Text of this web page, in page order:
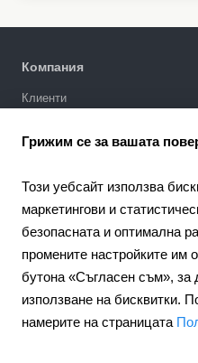
Компания
Клиенти
Поддръжка
Портал за поддръжка
Напишете запитване
Грижим се за вашата
Този уебсайт използва
маркетингови и
безопасната и оптимална
промените настройките им
бутона «Съгласен съм», за
използване на бисквитки.
намерите на страницата